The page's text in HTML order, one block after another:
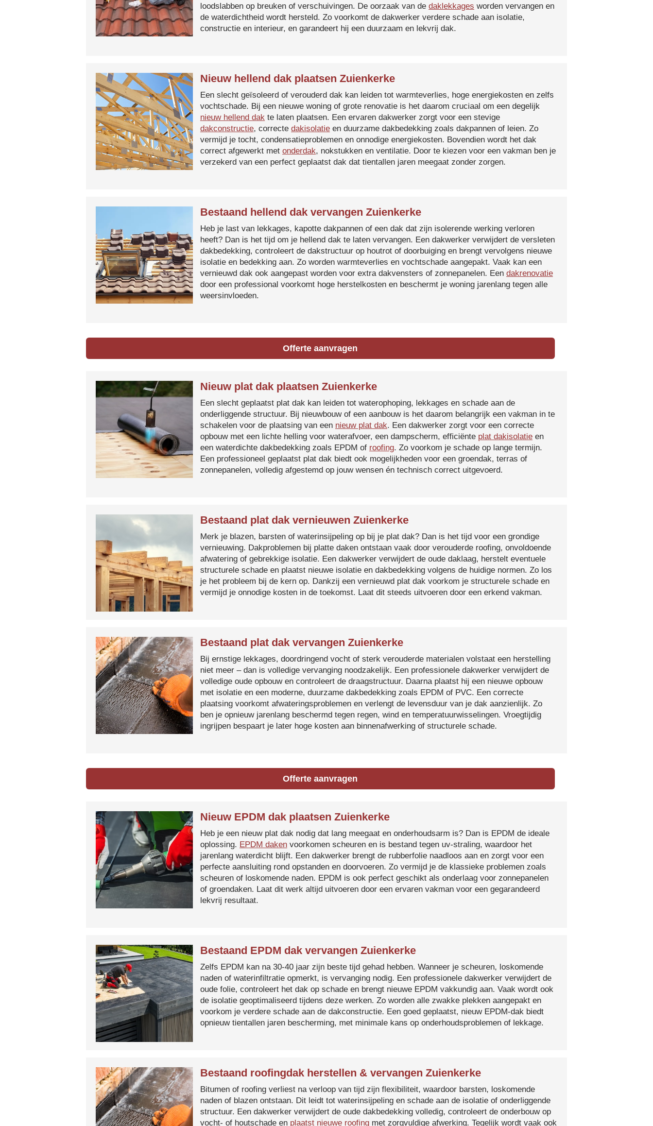
loodslabben op breuken of verschuivingen. De oorzaak van de daklekkages worden vervangen en
de waterdichtheid wordt hersteld. Zo voorkomt de dakwerker verdere schade aan isolatie,
constructie en interieur, en garandeert hij een duurzaam en lekvrij dak.
Nieuw hellend dak plaatsen Zuienkerke
Een slecht geïsoleerd of verouderd dak kan leiden tot warmteverlies, hoge energiekosten en zelfs
vochtschade. Bij een nieuwe woning of grote renovatie is het daarom cruciaal om een degelijk
nieuw hellend dak te laten plaatsen. Een ervaren dakwerker zorgt voor een stevige
dakconstructie, correcte dakisolatie en duurzame dakbedekking zoals dakpannen of leien. Zo
vermijd je tocht, condensatieproblemen en onnodige energiekosten. Bovendien wordt het dak
correct afgewerkt met onderdak, nokstukken en ventilatie. Door te kiezen voor een vakman ben je
verzekerd van een perfect geplaatst dak dat tientallen jaren meegaat zonder zorgen.
Bestaand hellend dak vervangen Zuienkerke
Heb je last van lekkages, kapotte dakpannen of een dak dat zijn isolerende werking verloren
heeft? Dan is het tijd om je hellend dak te laten vervangen. Een dakwerker verwijdert de versleten
dakbedekking, controleert de dakstructuur op houtrot of doorbuiging en brengt vervolgens nieuwe
isolatie en bedekking aan. Zo worden warmteverlies en vochtschade aangepakt. Vaak kan een
vernieuwd dak ook aangepast worden voor extra dakvensters of zonnepanelen. Een dakrenovatie
door een professional voorkomt hoge herstelkosten en beschermt je woning jarenlang tegen alle
weersinvloeden.
Offerte aanvragen
Nieuw plat dak plaatsen Zuienkerke
Een slecht geplaatst plat dak kan leiden tot waterophoping, lekkages en schade aan de
onderliggende structuur. Bij nieuwbouw of een aanbouw is het daarom belangrijk een vakman in te
schakelen voor de plaatsing van een nieuw plat dak. Een dakwerker zorgt voor een correcte
opbouw met een lichte helling voor waterafvoer, een dampscherm, efficiënte plat dakisolatie en
een waterdichte dakbedekking zoals EPDM of roofing. Zo voorkom je schade op lange termijn.
Een professioneel geplaatst plat dak biedt ook mogelijkheden voor een groendak, terras of
zonnepanelen, volledig afgestemd op jouw wensen én technisch correct uitgevoerd.
Bestaand plat dak vernieuwen Zuienkerke
Merk je blazen, barsten of waterinsijpeling op bij je plat dak? Dan is het tijd voor een grondige
vernieuwing. Dakproblemen bij platte daken ontstaan vaak door verouderde roofing, onvoldoende
afwatering of gebrekkige isolatie. Een dakwerker verwijdert de oude daklaag, herstelt eventuele
structurele schade en plaatst nieuwe isolatie en dakbedekking volgens de huidige normen. Zo los
je het probleem bij de kern op. Dankzij een vernieuwd plat dak voorkom je structurele schade en
vermijd je onnodige kosten in de toekomst. Laat dit steeds uitvoeren door een erkend vakman.
Bestaand plat dak vervangen Zuienkerke
Bij ernstige lekkages, doordringend vocht of sterk verouderde materialen volstaat een herstelling
niet meer – dan is volledige vervanging noodzakelijk. Een professionele dakwerker verwijdert de
volledige oude opbouw en controleert de draagstructuur. Daarna plaatst hij een nieuwe opbouw
met isolatie en een moderne, duurzame dakbedekking zoals EPDM of PVC. Een correcte
plaatsing voorkomt afwateringsproblemen en verlengt de levensduur van je dak aanzienlijk. Zo
ben je opnieuw jarenlang beschermd tegen regen, wind en temperatuurwisselingen. Vroegtijdig
ingrijpen bespaart je later hoge kosten aan binnenafwerking of structurele schade.
Offerte aanvragen
Nieuw EPDM dak plaatsen Zuienkerke
Heb je een nieuw plat dak nodig dat lang meegaat en onderhoudsarm is? Dan is EPDM de ideale
oplossing. EPDM daken voorkomen scheuren en is bestand tegen uv-straling, waardoor het
jarenlang waterdicht blijft. Een dakwerker brengt de rubberfolie naadloos aan en zorgt voor een
perfecte aansluiting rond opstanden en doorvoeren. Zo vermijd je de klassieke problemen zoals
scheuren of loskomende naden. EPDM is ook perfect geschikt als onderlaag voor zonnepanelen
of groendaken. Laat dit werk altijd uitvoeren door een ervaren vakman voor een gegarandeerd
lekvrij resultaat.
Bestaand EPDM dak vervangen Zuienkerke
Zelfs EPDM kan na 30-40 jaar zijn beste tijd gehad hebben. Wanneer je scheuren, loskomende
naden of waterinfiltratie opmerkt, is vervanging nodig. Een professionele dakwerker verwijdert de
oude folie, controleert het dak op schade en brengt nieuwe EPDM vakkundig aan. Vaak wordt ook
de isolatie geoptimaliseerd tijdens deze werken. Zo worden alle zwakke plekken aangepakt en
voorkom je verdere schade aan de dakconstructie. Een goed geplaatst, nieuw EPDM-dak biedt
opnieuw tientallen jaren bescherming, met minimale kans op onderhoudsproblemen of lekkage.
Bestaand roofingdak herstellen & vervangen Zuienkerke
Bitumen of roofing verliest na verloop van tijd zijn flexibiliteit, waardoor barsten, loskomende
naden of blazen ontstaan. Dit leidt tot waterinsijpeling en schade aan de isolatie of onderliggende
structuur. Een dakwerker verwijdert de oude dakbedekking volledig, controleert de onderbouw op
vocht- of houtschade en plaatst nieuwe roofing met zorgvuldige afwerking. Tegelijk wordt vaak ook